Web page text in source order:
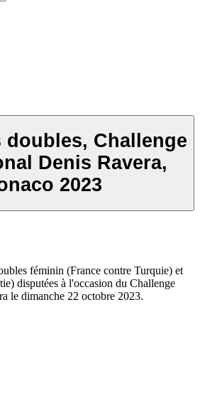
doubles, Challenge
Denis Ravera,
2023
féminin (France contre Turquie) et
disputées à l'occasion du Challenge
le dimanche 22 octobre 2023.